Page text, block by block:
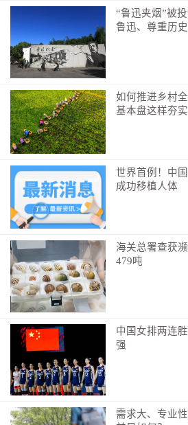
责令限期改正通知书，要求其立即对
现的消防安全隐患，
已依法对该小区
处罚，同时组织宣教员前往该小区对
训，切实提升其履职能力与消防安全
小区充电桩按时长计费不合理
安福县市场监督管理局：整改完成
网友：安福县东投阳光城小区充电桩
未按照实际充电量计收服务费，而
且收取的服务费用高于充电产生的电
担。
安福县市场监督管理局：执法人员已
定要求对充电服务费计价方式进行整
准，目前已整改完成；对于
电费的问题，目前充电服务费实行市
法规规定不得高于充电电费。为响
营商已将充电服务费调整为
度）。
罗玉珍、田笑（实习生）、
“鲁迅夹烟”被
鲁迅、尊重历
如何推进乡村
基本盘这样夯实
世界首例！中
成功移植人体
海关总署查获
479吨
中国女排两连
强
需求大、专业